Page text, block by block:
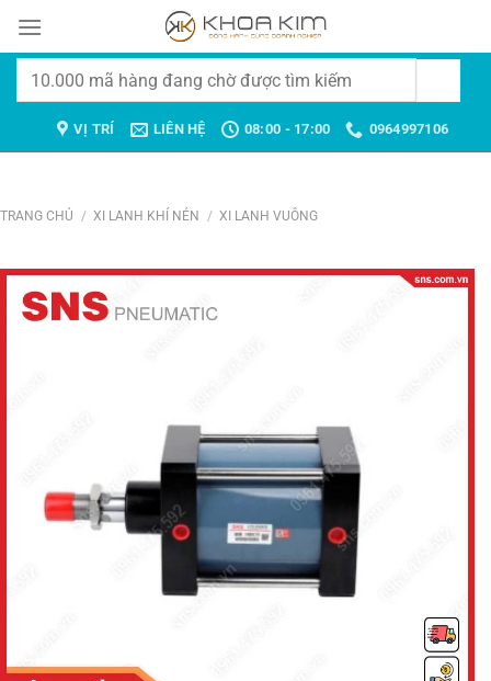
đến
Tìm
VỊ TRÍ LIÊN HỆ 08:00 - 17:00 0964997106
TRANG CHỦ / XI LANH KHÍ NÉN / XI LANH VUÔNG